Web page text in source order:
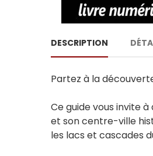
DESCRIPTION
Partez à la
Ce guide vous invite
et son centre-ville
les lacs et cascades